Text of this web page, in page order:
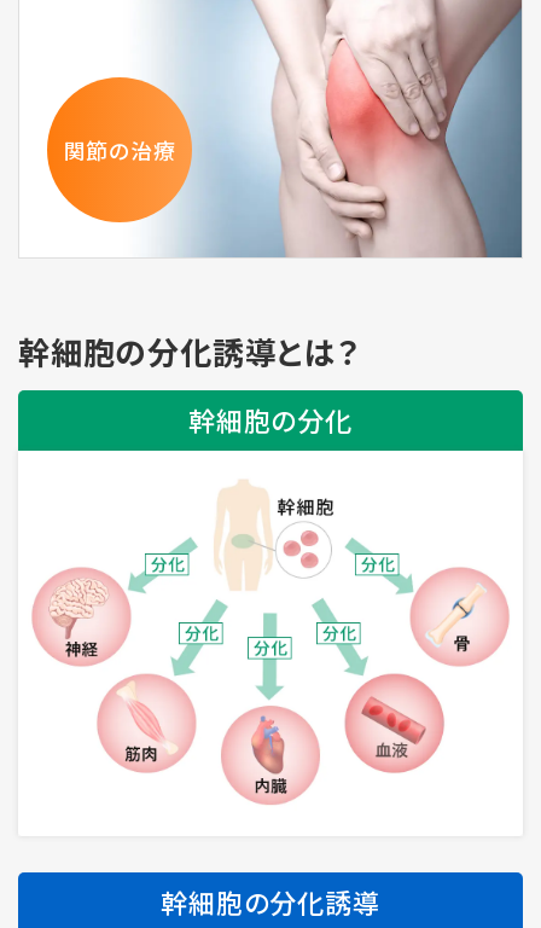
関節の治療
幹細胞の分化誘導とは？
幹細胞の分化
幹細胞の分化誘導